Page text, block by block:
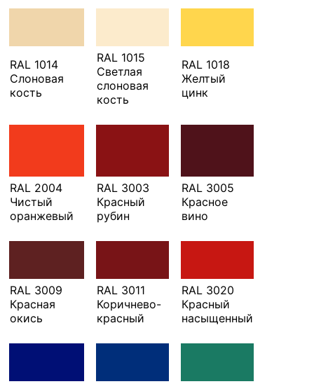
RAL 1014
Слоновая
кость
RAL 1015
Светлая
слоновая
кость
RAL 1018
Желтый
цинк
RAL 2004
Чистый
оранжевый
RAL 3003
Красный
рубин
RAL 3005
Красное
вино
RAL 3009
Красная
окись
RAL 3011
Коричнево-
красный
RAL 3020
Красный
насыщенный